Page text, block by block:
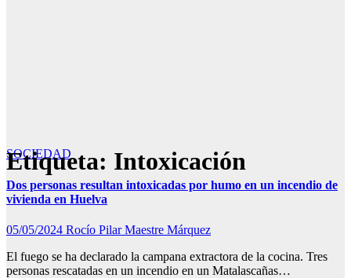
Etiqueta: Intoxicación
SOCIEDAD
Dos personas resultan intoxicadas por humo en un incendio de
vivienda en Huelva
05/05/2024 Rocío Pilar Maestre Márquez
El fuego se ha declarado la campana extractora de la cocina. Tres
personas rescatadas en un incendio en un Matalascañas…